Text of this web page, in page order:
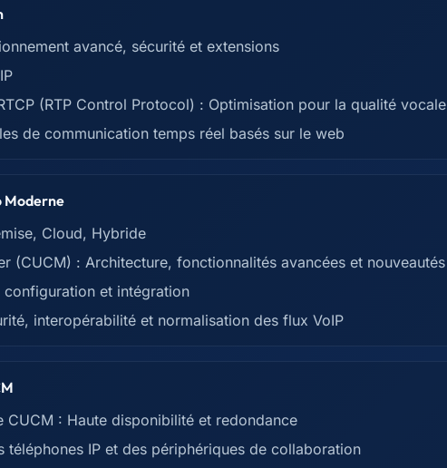
avancé, sécurité et extensions
(RTP Control Protocol) : Optimisation pour la qualité vocale
de communication temps réel basés sur le web
Moderne
Cloud, Hybride
(CUCM) : Architecture, fonctionnalités avancées et nouveautés
configuration et intégration
interopérabilité et normalisation des flux VoIP
: Haute disponibilité et redondance
téléphones IP et des périphériques de collaboration